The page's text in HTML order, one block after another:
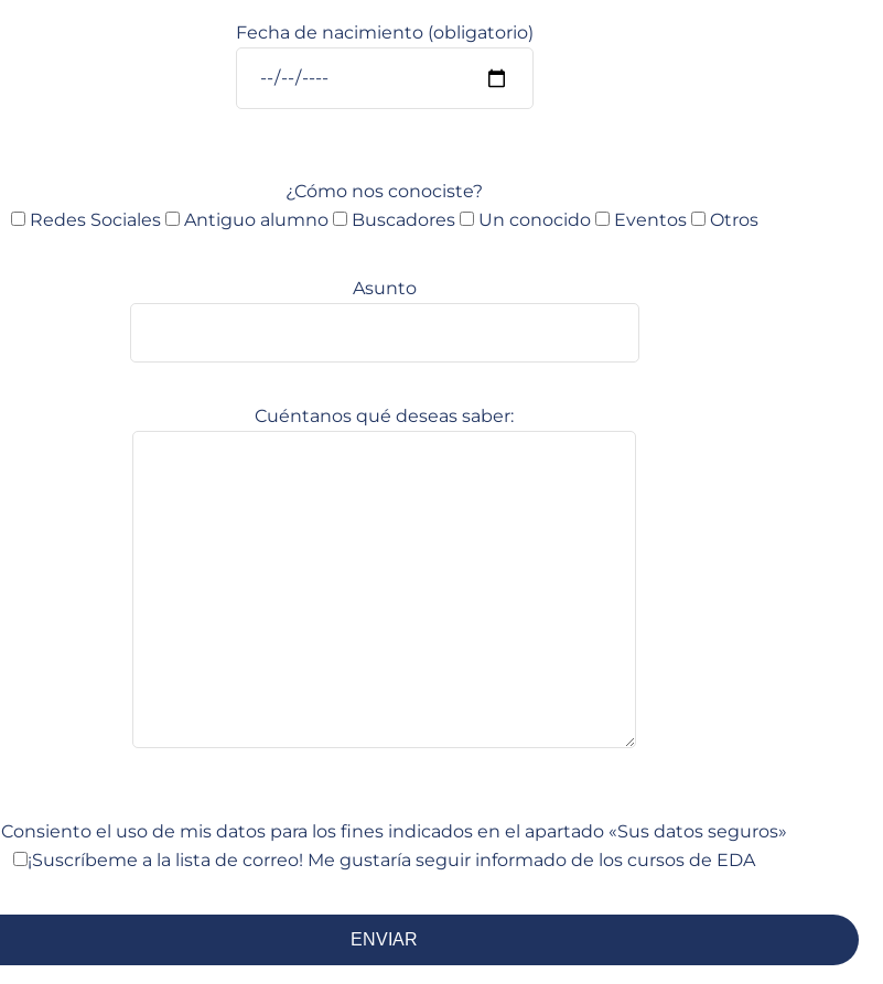
Fecha de nacimiento (obligatorio)
¿Cómo nos conociste?
Redes Sociales
Antiguo alumno Buscadores Un conocido Eventos Otros
Asunto
Cuéntanos qué deseas saber:
Consiento el uso de mis datos para los fines indicados en el apartado «Sus datos seguros»
¡Suscríbeme a la lista de correo! Me gustaría seguir informado de los cursos de EDA